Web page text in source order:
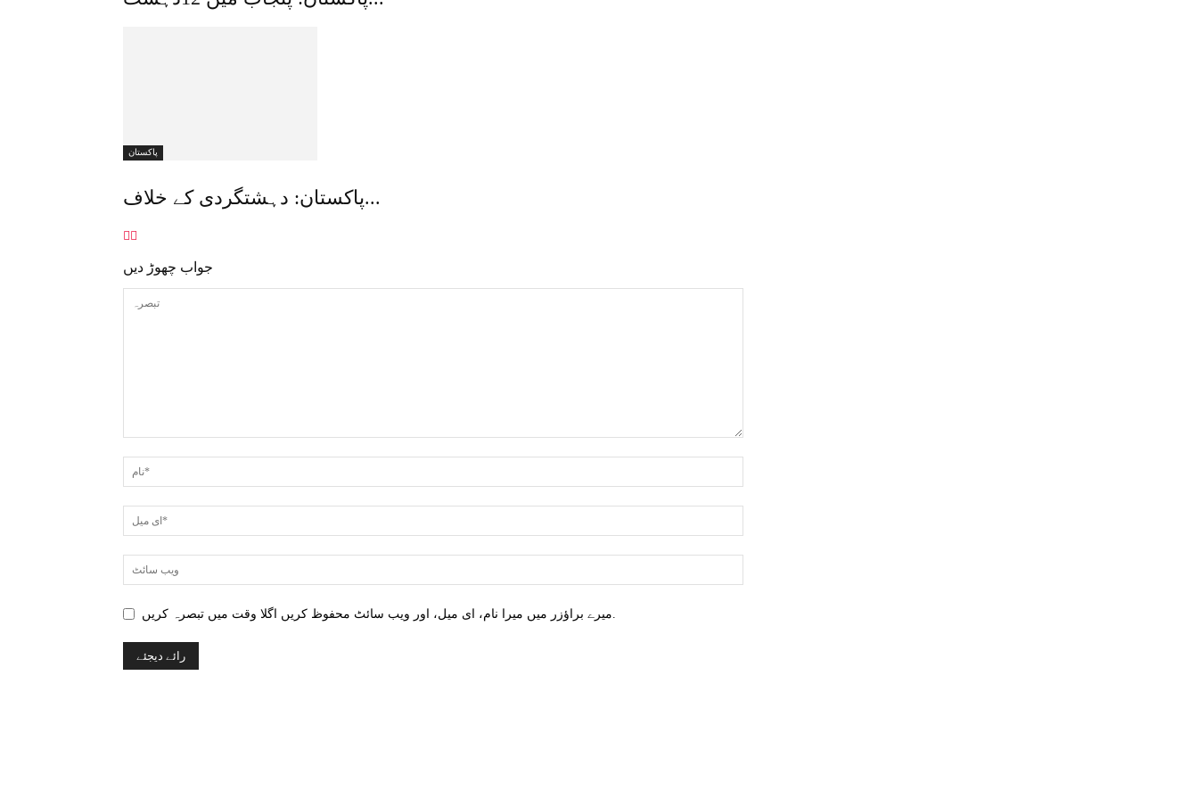
پاکستان
پاکستان: دہشتگردی کے خلاف...
جواب چھوڑ دیں
میرے براؤزر میں میرا نام، ای میل، اور ویب سائٹ محفوظ کریں اگلا وقت میں تبصرہ کریں.